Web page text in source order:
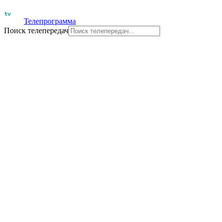
Телепрограмма
Поиск телепередач